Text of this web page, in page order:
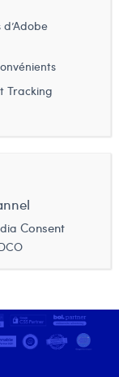
Tracking
Consent